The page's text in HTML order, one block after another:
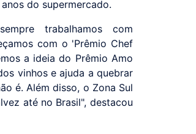
do supermercado.
trabalhamos com
com o 'Prêmio Chef
a ideia do Prêmio Amo
vinhos e ajuda a quebrar
é. Além disso, o Zona Sul
até no Brasil", destacou